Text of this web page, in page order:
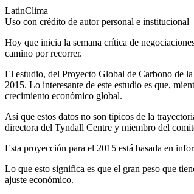
LatinClima
Uso con crédito de autor personal e institucional
Hoy que inicia la semana crítica de
camino por recorrer.
El estudio, del Proyecto Global de Carbono de
2015. Lo interesante de este estudio es que,
crecimiento económico global.
Así que estos datos no son típicos de la
directora del Tyndall Centre y miembro del
Esta proyección para el 2015 está basada en
Lo que esto significa es que el gran peso que
ajuste económico.